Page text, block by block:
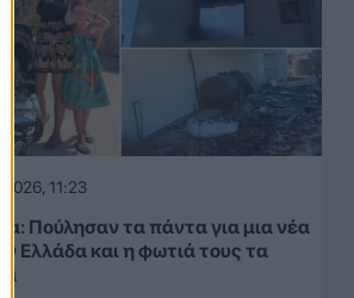
11:23
Πούλησαν τα πάντα για μια νέα
Ελλάδα και η φωτιά τους τα